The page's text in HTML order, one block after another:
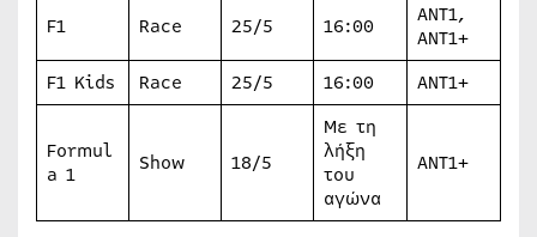
F1 Race 25/5 16:00
ΑΝΤ1,
ANT1+
F1 Kids
Race 25/5 16:00 ΑΝΤ1+
Formul
a 1
Show 18/5
Με τη
λήξη
του
αγώνα
ΑΝΤ1+